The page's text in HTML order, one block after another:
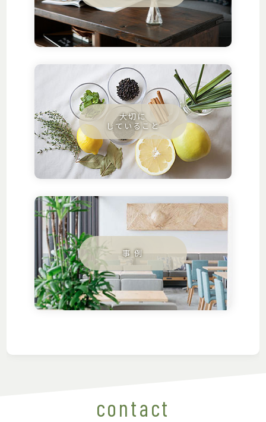
contact